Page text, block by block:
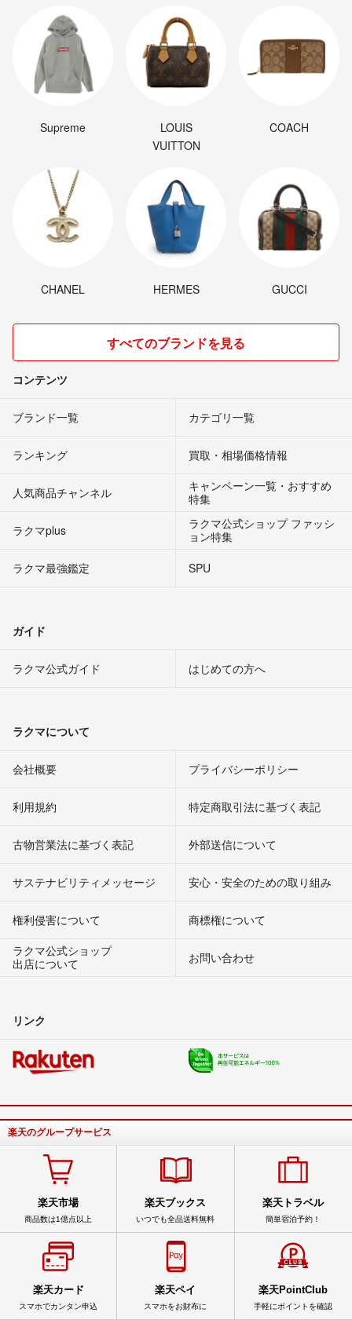
Supreme
LOUIS
VUITTON
COACH
CHANEL HERMES GUCCI
すべてのブランドを見る
コンテンツ
ブランド一覧 カテゴリ一覧
ランキング 買取・相場価格情報
人気商品チャンネル
キャンペーン一覧・おすすめ
特集
ラクマplus
ラクマ公式ショップ ファッシ
ョン特集
ラクマ最強鑑定
SPU
ガイド
ラクマ公式ガイド はじめての方へ
ラクマについて
会社概要 プライバシーポリシー
利用規約 特定商取引法に基づく表記
古物営業法に基づく表記 外部送信について
サステナビリティメッセージ 安心・安全のための取り組み
権利侵害について
商標権について
ラクマ公式ショップ
出店について
お問い合わせ
リンク
楽天のグループサービス
楽天市場
商品数は1億点以上
楽天ブックス
いつでも全品送料無料
楽天トラベル
簡単宿泊予約！
楽天カード
スマホでカンタン申込
楽天ペイ
スマホをお財布に
楽天PointClub
手軽にポイントを確認